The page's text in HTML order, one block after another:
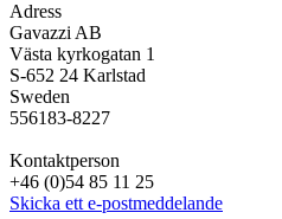
Adress
Gavazzi AB
Västa kyrkogatan 1
S-652 24 Karlstad
Sweden
556183-8227
Kontaktperson
+46 (0)54 85 11 25
Skicka ett e-postmeddelande